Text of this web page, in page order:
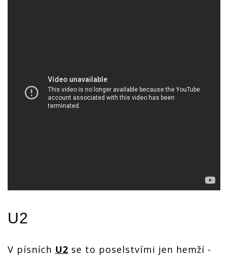
U2
V písních U2 se to poselstvími jen hemží -